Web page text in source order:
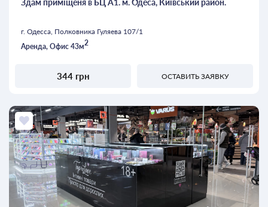
Здам приміщеня в БЦ А1. м. Одеса, Київський район.
г. Одесса, Полковника Гуляева 107/1
Аренда, Офис 43м2
344 грн ОСТАВИТЬ ЗАЯВКУ